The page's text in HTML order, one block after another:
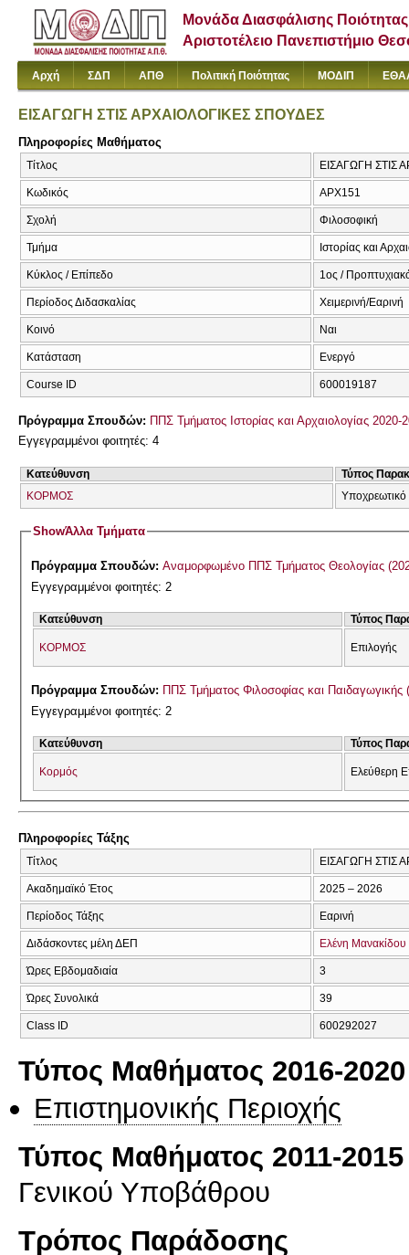
Μονάδα Διασφάλισης Ποιότητας
Αριστοτέλειο Πανεπιστήμιο
Αρχή ΣΔΠ ΑΠΘ Πολιτική Ποιότητας ΜΟΔΙΠ
ΕΙΣΑΓΩΓΗ ΣΤΙΣ ΑΡΧΑΙΟΛΟΓΙΚΕΣ ΣΠΟΥΔΕΣ
Πληροφορίες Μαθήματος
Τίτλος ΕΙΣΑΓΩΓΗ ΣΤΙΣ
Κωδικός ΑΡΧ151
Σχολή Φιλοσοφική
Τμήμα Ιστορίας και
Κύκλος / Επίπεδο 1ος /
Περίοδος Διδασκαλίας Χειμερινή/Εαρινή
Κοινό Ναι
Κατάσταση Ενεργό
Course ID 600019187
Πρόγραμμα Σπουδών: ΠΠΣ Τμήματος Ιστορίας και Αρχαιολογίας 2020-
Εγγεγραμμένοι φοιτητές: 4
Κατεύθυνση
Τύπος
ΚΟΡΜΟΣ
Υποχρεωτικό
ShowΆλλα Τμήματα
Πρόγραμμα Σπουδών:
Αναμορφωμένο
Εγγεγραμμένοι φοιτητές: 2
Κατεύθυνση Τύπος
ΚΟΡΜΟΣ Επιλογής
Πρόγραμμα Σπουδών: ΠΠΣ Τμήματος Φιλοσοφίας και Παιδαγωγικής
Εγγεγραμμένοι φοιτητές: 2
Κατεύθυνση Τύπος
Κορμός Ελεύθερη
Πληροφορίες Τάξης
Τίτλος ΕΙΣΑΓΩΓΗ ΣΤΙΣ
Ακαδημαϊκό Έτος 2025 – 2026
Περίοδος Τάξης Εαρινή
Διδάσκοντες μέλη ΔΕΠ Ελένη Μανακίδου
Ώρες Εβδομαδιαία 3
Ώρες Συνολικά 39
Class ID 600292027
Τύπος Μαθήματος 2016-2020
Επιστημονικής Περιοχής
Τύπος Μαθήματος 2011-2015
Γενικού Υποβάθρου
Τρόπος Παράδοσης